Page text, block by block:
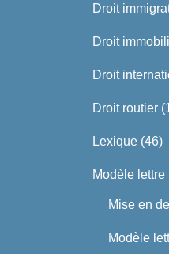
Droit
Droit
Droit
Droit routier
Lexique (46)
Modèle lettre
Mise en
Modèle